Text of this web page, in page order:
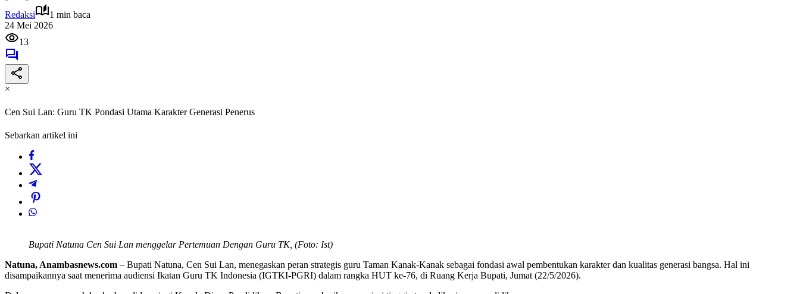
Redaksi
1 min baca
24 Mei 2026
13
×
Cen Sui Lan: Guru TK Pondasi Utama Karakter Generasi Penerus
Sebarkan artikel ini
Bupati Natuna Cen Sui Lan menggelar Pertemuan Dengan Guru TK, (Foto: Ist)
Natuna, Anambasnews.com – Bupati Natuna, Cen Sui Lan, menegaskan peran strategis guru Taman Kanak-Kanak sebagai fondasi awal pembentukan karakter dan kualitas generasi bangsa. Hal ini
disampaikannya saat menerima audiensi Ikatan Guru TK Indonesia (IGTKI-PGRI) dalam rangka HUT ke-76, di Ruang Kerja Bupati, Jumat (22/5/2026).